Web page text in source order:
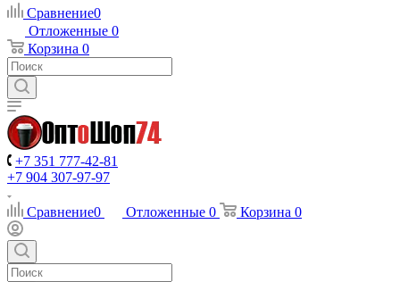
Сравнение0
Отложенные 0
Корзина 0
+7 351 777-42-81
+7 904 307-97-97
Сравнение0 Отложенные 0 Корзина 0